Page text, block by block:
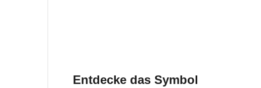
Entdecke das Symbol